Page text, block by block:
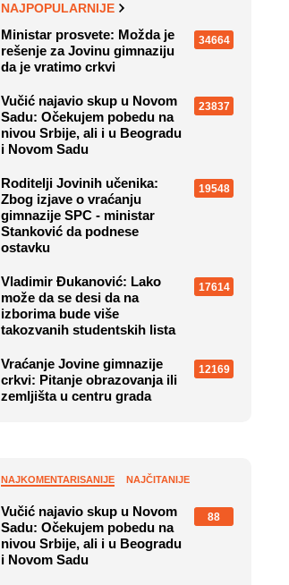
NAJPOPULARNIJE
Ministar prosvete: Možda je
rešenje za Jovinu gimnaziju
da je vratimo crkvi
34664
Vučić najavio skup u Novom
Sadu: Očekujem pobedu na
nivou Srbije, ali i u Beogradu
i Novom Sadu
23837
Roditelji Jovinih učenika:
Zbog izjave o vraćanju
gimnazije SPC - ministar
Stanković da podnese
ostavku
19548
Vladimir Đukanović: Lako
može da se desi da na
izborima bude više
takozvanih studentskih lista
17614
Vraćanje Jovine gimnazije
crkvi: Pitanje obrazovanja ili
zemljišta u centru grada
12169
NAJKOMENTARISANIJE NAJČITANIJE
Vučić najavio skup u Novom
Sadu: Očekujem pobedu na
nivou Srbije, ali i u Beogradu
i Novom Sadu
88